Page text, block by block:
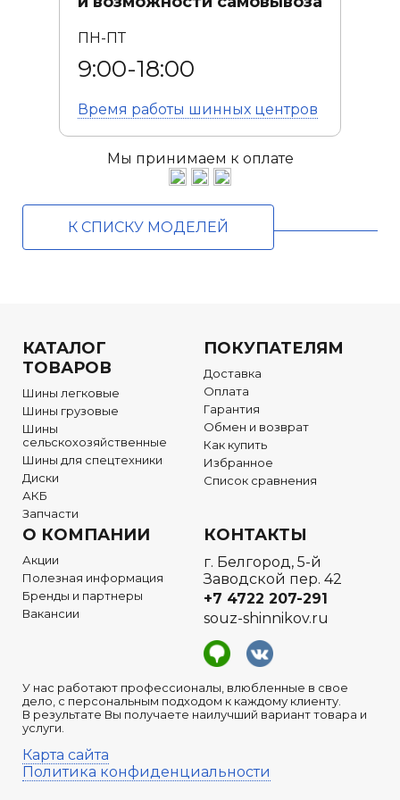
ПН-ПТ
9:00-18:00
Время работы шинных центров
Мы принимаем к оплате
К СПИСКУ МОДЕЛЕЙ
КАТАЛОГ
ТОВАРОВ
Шины легковые
Шины грузовые
Шины
сельскохозяйственные
Шины для спецтехники
Диски
АКБ
Запчасти
ПОКУПАТЕЛЯМ
Доставка
Оплата
Гарантия
Обмен и возврат
Как купить
Избранное
Список сравнения
О КОМПАНИИ
Акции
Полезная информация
Бренды и партнеры
Вакансии
У нас работают профессионалы, влюбленные в свое
дело, с персональным подходом к каждому клиенту.
В результате Вы получаете наилучший вариант товара и
услуги.
Карта сайта
Политика конфиденциальности
КОНТАКТЫ
г. Белгород, 5-й
Заводской пер. 42
+7 4722 207-291
souz-shinnikov.ru